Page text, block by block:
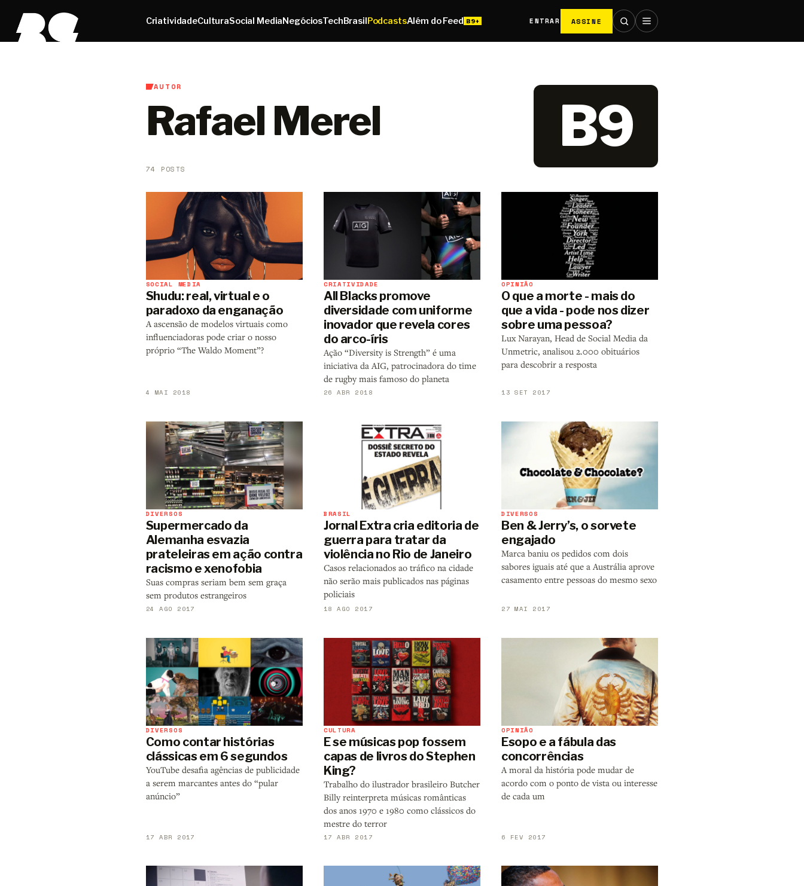
CriatividadeCulturaSocial MediaNegóciosTechBrasilPodcastsAlém do Feed ENTRAR ASSINE
AUTOR
Rafael Merel
74 POSTS
B9
SOCIAL MEDIA
Shudu: real, virtual e o
paradoxo da enganação
A ascensão de modelos virtuais como
influenciadoras pode criar o nosso
próprio “The Waldo Moment”?
4 MAI 2018
CRIATIVIDADE
All Blacks promove
diversidade com uniforme
inovador que revela cores
do arco-íris
Ação “Diversity is Strength” é uma
iniciativa da AIG, patrocinadora do time
de rugby mais famoso do planeta
26 ABR 2018
OPINIÃO
O que a morte - mais do
que a vida - pode nos dizer
sobre uma pessoa?
Lux Narayan, Head de Social Media da
Unmetric, analisou 2.000 obituários
para descobrir a resposta
13 SET 2017
DIVERSOS
Supermercado da
Alemanha esvazia
prateleiras em ação contra
racismo e xenofobia
Suas compras seriam bem sem graça
sem produtos estrangeiros
24 AGO 2017
BRASIL
Jornal Extra cria editoria de
guerra para tratar da
violência no Rio de Janeiro
Casos relacionados ao tráfico na cidade
não serão mais publicados nas páginas
policiais
18 AGO 2017
DIVERSOS
Ben & Jerry’s, o sorvete
engajado
Marca baniu os pedidos com dois
sabores iguais até que a Austrália aprove
casamento entre pessoas do mesmo sexo
27 MAI 2017
DIVERSOS
Como contar histórias
clássicas em 6 segundos
YouTube desafia agências de publicidade
a serem marcantes antes do “pular
anúncio”
17 ABR 2017
CULTURA
E se músicas pop fossem
capas de livros do Stephen
King?
Trabalho do ilustrador brasileiro Butcher
Billy reinterpreta músicas românticas
dos anos 1970 e 1980 como clássicos do
mestre do terror
17 ABR 2017
OPINIÃO
Esopo e a fábula das
concorrências
A moral da história pode mudar de
acordo com o ponto de vista ou interesse
de cada um
6 FEV 2017